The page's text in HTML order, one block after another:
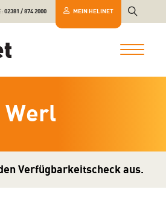
02381 / 874 2000 MEIN HELINET
Werl
Verfügbarkeitscheck aus.